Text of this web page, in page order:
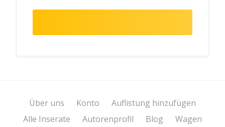
Über uns Konto
Auflistung hinzufügen
Alle Inserate
Autorenprofil Blog
Wagen